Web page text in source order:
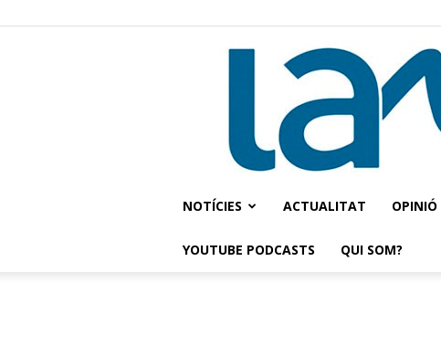
NOTÍCIES ACTUALITAT OPINIÓ
YOUTUBE PODCASTS QUI SOM?